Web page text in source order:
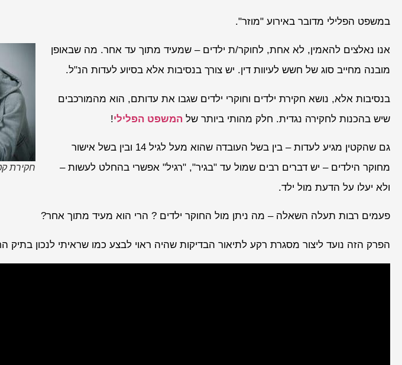
במשפט הפלילי מדובר באירוע "מוזר".
חקירת
אנו נאלצים להאמין, לא אחת, לחוקר/ת ילדים – שמעיד מתוך עד אחר. מה שבאופן
מובנה מחייב סוג של חשש לעיוות דין. יש צורך בנסיבות אלא בסיוע לעדות הנ"ל.
בנסיבות אלא, נושא חקירת ילדים וחוקרי ילדים שגבו את עדותם, הוא מהמורכבים
שיש בהכנות לחקירה נגדית. חלק מהותי ביותר של המשפט הפלילי!
גם שהקטין מגיע לעדות – בין בשל העובדה שהוא מעל לגיל 14 ובין בשל אישור
מחוקר הילדים – יש דברים רבים שמול עד "בגיר", "רגיל" אפשרי בהחלט לעשות –
ולא יעלו על הדעת מול ילד.
פעמים רבות תעלה השאלה – מה ניתן מול החוקר ילדים ? הרי הוא מעיד מתוך אחר?
הפרק הזה נועד ליצור מסגרת רקע לתיאור הבדיקות שהיה ראוי לבצע כמו שראיתי לנכון בתיק